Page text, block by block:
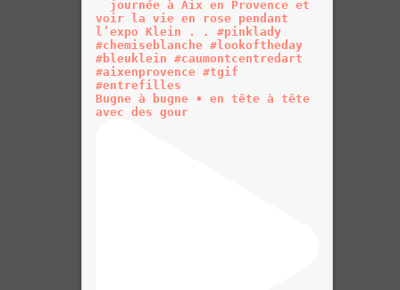
Bugne à bugne • en tête à tête
avec des gour